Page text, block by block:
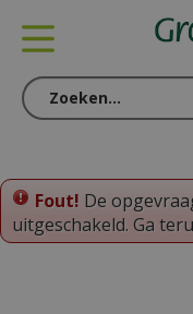
o
e
Fout! De
uitgeschakeld. Ga